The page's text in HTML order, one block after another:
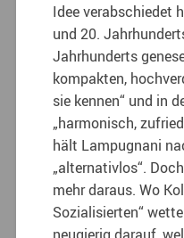
Idee verabschiedet
und 20.
Jahrhunderts
kompakten,
sie kennen“ und in
„harmonisch,
hält Lampugnani
„alternativlos“.
mehr daraus. Wo
Sozialisierten“